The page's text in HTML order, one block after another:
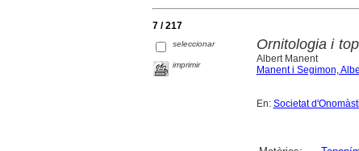
7 / 217
seleccionar
imprimir
Ornitologia i
Albert Manent
Manent i Segimon,
En: Societat